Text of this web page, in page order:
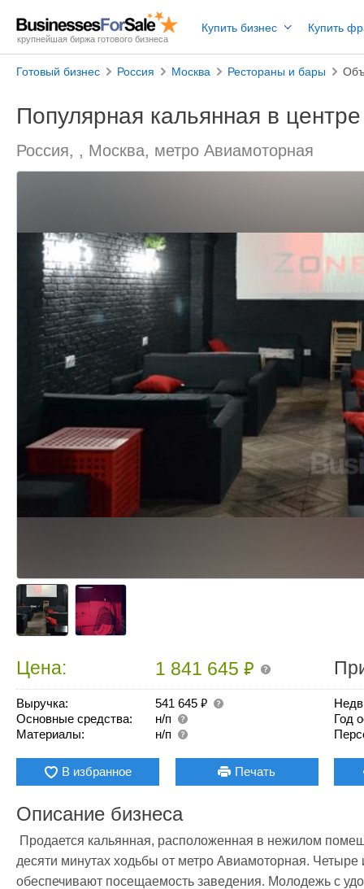
крупнейшая биржа готового бизнеса
Купить бизнес Купить
Готовый бизнес Россия Москва Рестораны и бары
Популярная кальянная в центре
Россия, , Москва, метро Авиамоторная
Цена: 1 841 645₽
Выручка: 541 645₽
Основные средства:
н/п
Материалы:
н/п
Год
В избранное Печать
Описание бизнеса
десяти минутах ходьбы от метро Авиамоторная. Четыре
обеспечивают посещаемость заведения. Молодежь с